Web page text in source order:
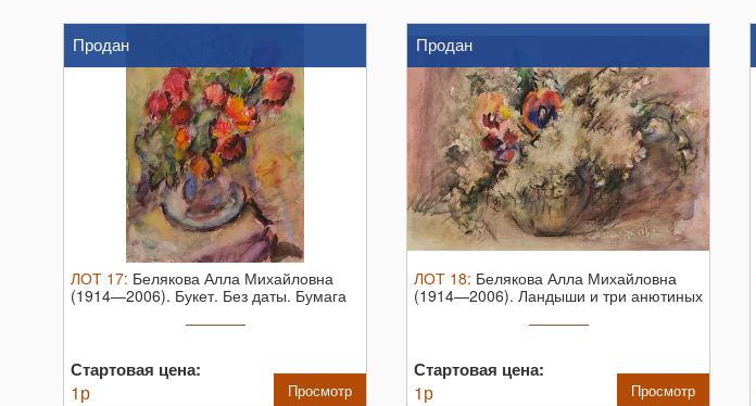
Продан
ЛОТ 17: Белякова Алла Михайловна
(1914—2006). Букет. Без даты. Бумага
Стартовая цена:
1р Просмотр
Продан
ЛОТ 18: Белякова Алла Михайловна
(1914—2006). Ландыши и три анютиных
Стартовая цена:
1р Просмотр